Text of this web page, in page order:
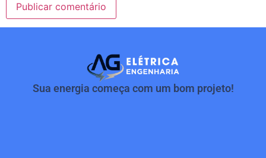
Sua energia começa com um bom projeto!